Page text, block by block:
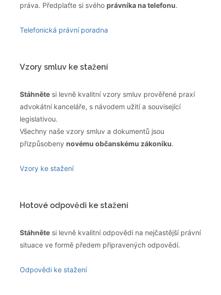
práva. Předplaťte si svého právníka na telefonu.
Telefonická právní poradna
Vzory smluv ke stažení
Stáhněte si levně kvalitní vzory smluv prověřené praxí
advokátní kanceláře, s návodem užití a související
legislativou.
Všechny naše vzory smluv a dokumentů jsou
přizpůsobeny novému občanskému zákoníku.
Vzory ke stažení
Hotové odpovědi ke stažení
Stáhněte si levně kvalitní odpovědi na nejčastější právní
situace ve formě předem připravených odpovědí.
Odpovědi ke stažení